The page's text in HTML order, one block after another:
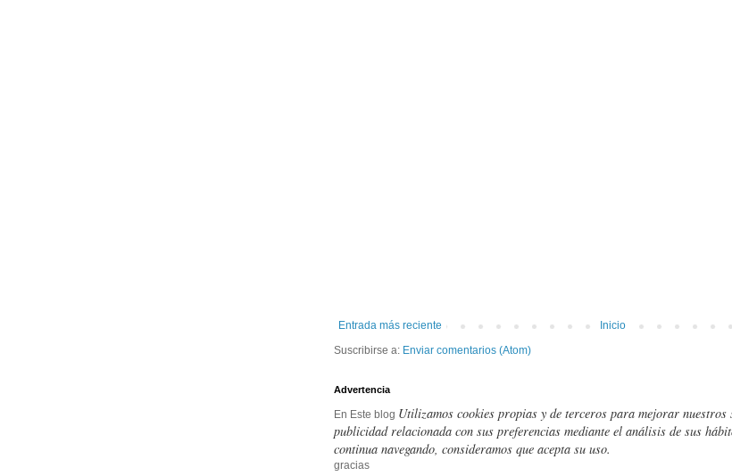
Entrada más reciente
Inicio
Suscribirse a: Enviar comentarios (Atom)
Advertencia
En Este blog Utilizamos cookies propias y de terceros para mejorar
publicidad relacionada con sus preferencias mediante el análisis de sus
continua navegando, consideramos que acepta su uso.
gracias